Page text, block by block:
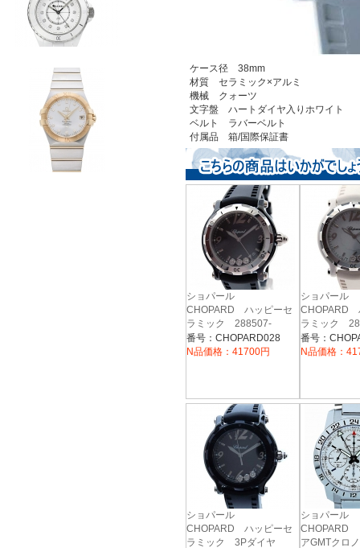
ケース径 38mm
材質 セラミック×アルミ
機械 クォーツ
文字盤 ハートダイヤ入りホワイト
ベルト ラバーベルト
付属品 箱/国際保証書
ショパール
CHOPARD ハッピーセ
ラミック 288507-
9008 ブラック セラミッ
ク×アルミ
番号：CHOPARD028
N品価格：41700円
ショパール
CHOPARD
ラミック
9011 ホワ
ク×アルミ
番号：
N品価格：
ショパール
CHOPARD ハッピーセ
ラミック 3Pダイヤ
ショパール
CHOPARD
アGMTクロ